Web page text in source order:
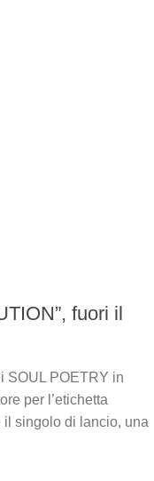
fuori il
SOUL POETRY in
per l’etichetta
il singolo di lancio, una